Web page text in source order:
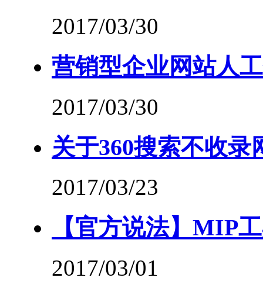
2017/03/30
营销型企业网站人
2017/03/30
关于360搜索不收
2017/03/23
【官方说法】MIP
2017/03/01